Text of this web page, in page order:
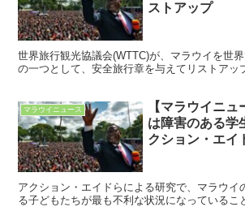
ストアップ
世界旅行観光協議会(WTTC)が、マラウイを世
の一つとして、安全旅行章を与えてリストアッ
マラウイニュース
【マラウイニ
は障害のある学
クション・エイ
アクション・エイドらによる研究で、マラウイ
る子どもたちが最も不利な状況になっているこ